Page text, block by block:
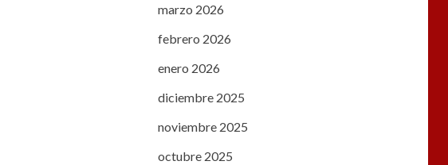
marzo 2026
febrero 2026
enero 2026
diciembre 2025
noviembre 2025
octubre 2025